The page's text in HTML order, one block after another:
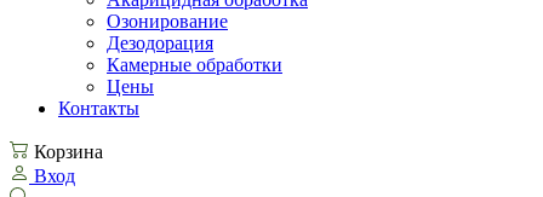
Озонирование
Дезодорация
Камерные обработки
Цены
Контакты
Корзина
Вход